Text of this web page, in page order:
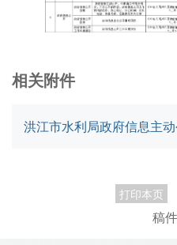
相关附件
洪江市水利局政府信息主
打印本页
稿